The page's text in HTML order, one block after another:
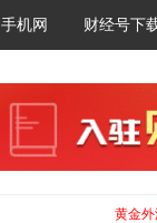
手机网 财经号下
黄金